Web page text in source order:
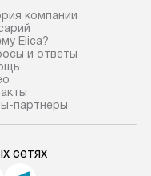
к воде, крана и
слива.
компании
Elica?
и ответы
партнеры
сетях